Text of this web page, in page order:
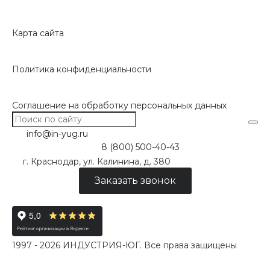
Карта сайта
Политика конфиденциальности
Соглашение на обработку персональных данных
info@in-yug.ru
8 (800) 500-40-43
г. Краснодар, ул. Калинина, д. 380
Заказать звонок
1997 - 2026 ИНДУСТРИЯ-ЮГ. Все права защищены